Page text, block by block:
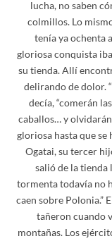
lucha, no saben
colmillos. Lo
tenía ya ochenta
gloriosa conquista
su tienda. Allí
delirando de dolor.
decía, “comerán
caballos… y olvidarán
gloriosa hasta que se
Ogatai, su tercer
salió de la tienda
tormenta todavía no
caen sobre Polonia.”
tañeron cuando
montañas. Los